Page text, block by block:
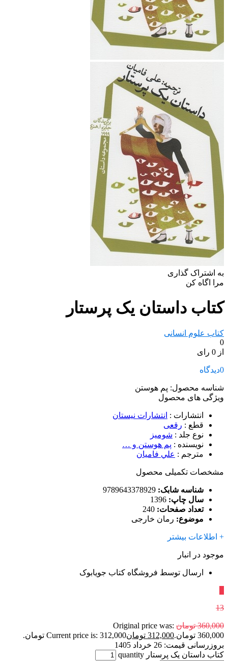
به اشتراک گذاری
مرا اگاه کن
کتاب داستان یک پرستار
کتاب علوم انسانی
0
از 0 رای
0دیدگاه
شناسه محصول: پم هوستن
ویژگی های محصول
انتشارات : انتشارات نیستان
قطع : رقعی
نوع جلد : شومیز
نویسنده : پم هوستن و …
مترجم : علي فاميان
مشخصات تکمیلی محصول
شناسه شابک:
سال چاپ:
تعداد صفحات:
موضوع: رمان خارجی
+ اطلاعات بیشتر
موجود در انبار
ارسال توسط فروشگاه کتاب جویابوک
13
360,000 تومان Original price was:
360,000 تومان.
312,000 تومانCurrent price is: 312,000 تومان.
بروزرسانی قیمت: 26 خرداد 1405
کتاب داستان یک پرستار quantity